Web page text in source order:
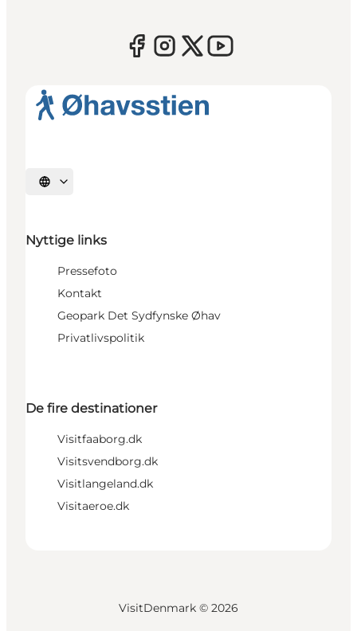
Vælg sprog
Nyttige links
Pressefoto
Kontakt
Geopark Det Sydfynske Øhav
Privatlivspolitik
De fire destinationer
Visitfaaborg.dk
Visitsvendborg.dk
Visitlangeland.dk
Visitaeroe.dk
VisitDenmark © 2026